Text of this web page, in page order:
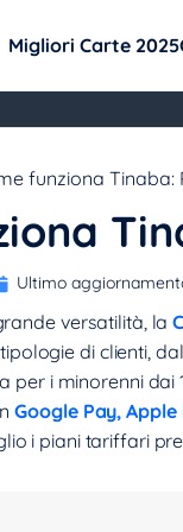
Migliori Carte 2025
funziona Tinaba:
Ultimo
versatilità, la
di clienti,
per i minorenni dai
Google Pay, Apple
i piani tariffari